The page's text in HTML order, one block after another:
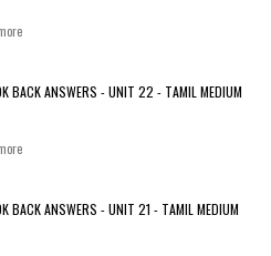
BACK ANSWERS - UNIT 22 - TAMIL MEDIUM
BACK ANSWERS - UNIT 21 - TAMIL MEDIUM